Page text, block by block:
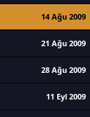
14 Ağu 2009
21 Ağu 2009
28 Ağu 2009
11 Eyl 2009